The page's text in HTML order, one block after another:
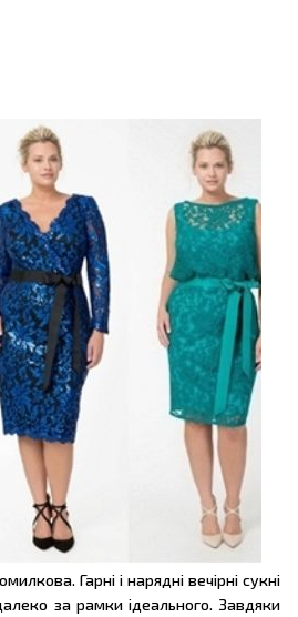
Гарні і нарядні вечірні сукні
за рамки ідеального. Завдяки